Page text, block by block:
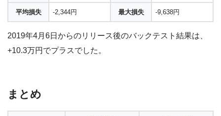
平均損失 -2,344円 最大損失 -9,638円
2019年4月6日からのリリース後のバックテスト結果は、
+10.3万円でプラスでした。
まとめ